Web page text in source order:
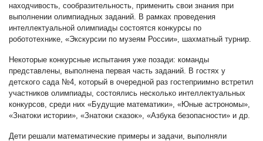
находчивость, сообразительность, применить свои знания при
выполнении олимпиадных заданий. В рамках проведения
интеллектуальной олимпиады состоятся конкурсы по
робототехнике, «Экскурсии по музеям России», шахматный турнир.
Некоторые конкурсные испытания уже позади: команды
представлены, выполнена первая часть заданий. В гостях у
детского сада №4, который в очередной раз гостеприимно встретил
участников олимпиады, состоялись несколько интеллектуальных
конкурсов, среди них «Будущие математики», «Юные астрономы»,
«Знатоки истории», «Знатоки сказок», «Азбука безопасности» и др.
Дети решали математические примеры и задачи, выполняли